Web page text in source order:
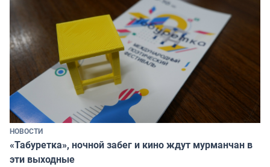
НОВОСТИ
«Табуретка», ночной забег и кино ждут мурманчан в
эти выходные